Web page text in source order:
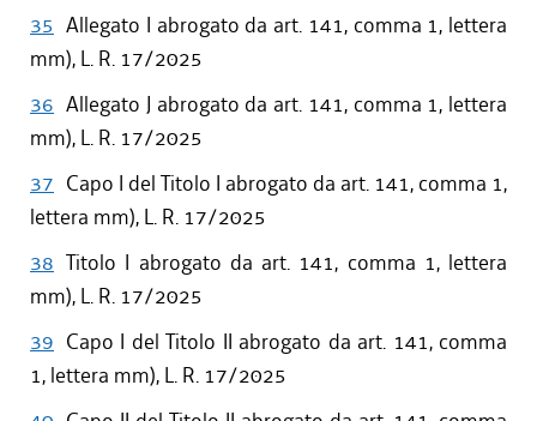
35 Allegato I abrogato da art. 141, comma 1, lettera
mm), L. R. 17/2025
36 Allegato J abrogato da art. 141, comma 1, lettera
mm), L. R. 17/2025
37 Capo I del Titolo I abrogato da art. 141, comma 1,
lettera mm), L. R. 17/2025
38 Titolo I abrogato da art. 141, comma 1, lettera
mm), L. R. 17/2025
39 Capo I del Titolo II abrogato da art. 141, comma
1, lettera mm), L. R. 17/2025